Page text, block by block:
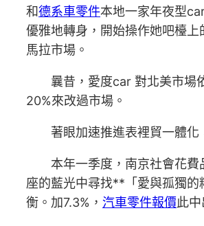
和德系車零件本地一家年夜型
優雅地轉身，開始操作她吧檯
馬拉市場。
曩昔，愛度car 對北美市場
20%來改過市場。
著眼加速推進表裡貿一體
本年一季度，南京社會花費
座的藍光中尋找**「愛與孤獨
衡。加7.3%， 汽車零件報價此